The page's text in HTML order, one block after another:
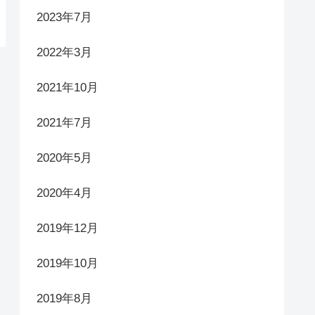
2023年7月
2022年3月
2021年10月
2021年7月
2020年5月
2020年4月
2019年12月
2019年10月
2019年8月